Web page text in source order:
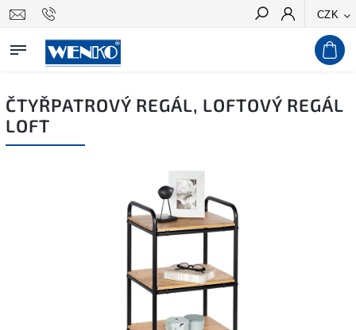
CZK
Hledat
ČTYŘPATROVÝ REGÁL, LOFTOVÝ REGÁL
LOFT